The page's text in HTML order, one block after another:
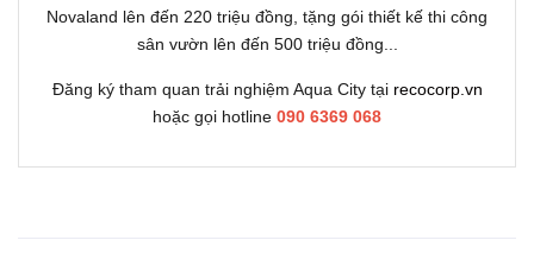
Novaland lên đến 220 triệu đồng, tặng gói thiết kế thi công
sân vườn lên đến 500 triệu đồng...
Đăng ký tham quan trải nghiệm Aqua City tại recocorp.vn
hoặc gọi hotline 090 6369 068